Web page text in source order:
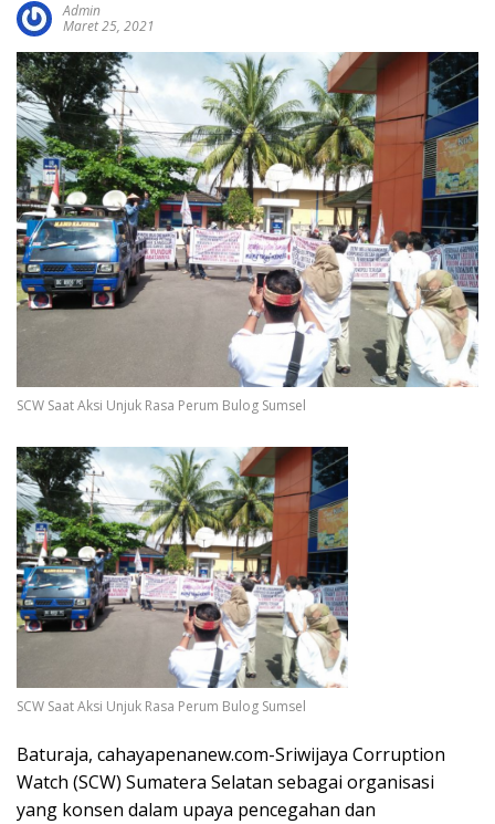
Admin
Maret 25, 2021
SCW Saat Aksi Unjuk Rasa Perum Bulog Sumsel
SCW Saat Aksi Unjuk Rasa Perum Bulog Sumsel
Baturaja, cahayapenanew.com-Sriwijaya Corruption
Watch (SCW) Sumatera Selatan sebagai organisasi
yang konsen dalam upaya pencegahan dan